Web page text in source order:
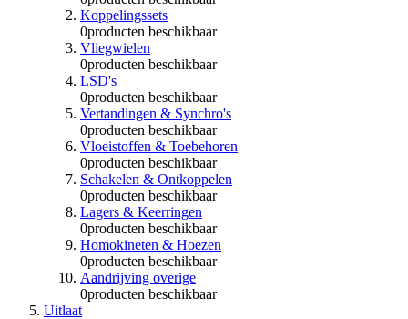
Koppelingssets
0producten beschikbaar
Vliegwielen
0producten beschikbaar
LSD's
0producten beschikbaar
Vertandingen & Synchro's
0producten beschikbaar
Vloeistoffen & Toebehoren
0producten beschikbaar
Schakelen & Ontkoppelen
0producten beschikbaar
Lagers & Keerringen
0producten beschikbaar
Homokineten & Hoezen
0producten beschikbaar
Aandrijving overige
0producten beschikbaar
Uitlaat